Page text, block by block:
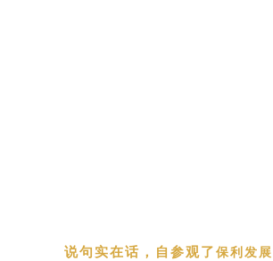
说句实在话，自参观了保利发展